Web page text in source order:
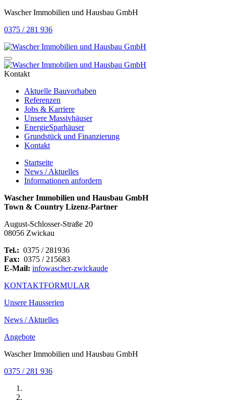
Wascher Immobilien und Hausbau GmbH
0375 / 281 936
Kontakt
Aktuelle Bauvorhaben
Referenzen
Jobs & Karriere
Unsere Massivhäuser
EnergieSparhäuser
Grundstück und Finanzierung
Kontakt
Startseite
News / Aktuelles
Informationen anfordern
Wascher Immobilien und Hausbau GmbH
Town & Country Lizenz-Partner
August-Schlosser-Straße 20
08056 Zwickau
Tel.: 0375 / 281936
Fax: 0375 / 215683
E-Mail: infowascher-zwickaude
KONTAKTFORMULAR
Unsere Hausserien
News / Aktuelles
Angebote
Wascher Immobilien und Hausbau GmbH
0375 / 281 936